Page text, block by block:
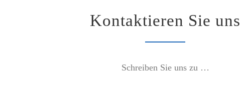
Kontaktieren Sie uns
Schreiben Sie uns zu …